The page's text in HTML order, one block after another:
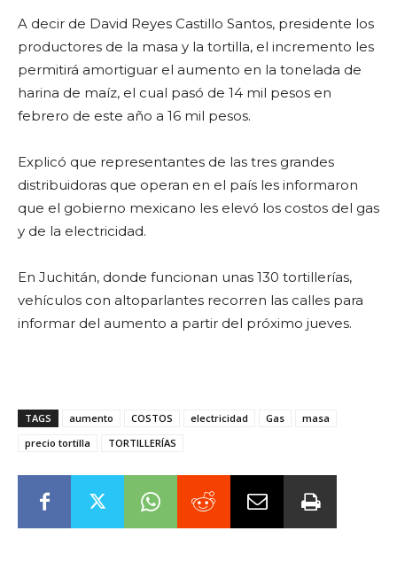
A decir de David Reyes Castillo Santos, presidente los
productores de la masa y la tortilla, el incremento les
permitirá amortiguar el aumento en la tonelada de
harina de maíz, el cual pasó de 14 mil pesos en
febrero de este año a 16 mil pesos.
Explicó que representantes de las tres grandes
distribuidoras que operan en el país les informaron
que el gobierno mexicano les elevó los costos del gas
y de la electricidad.
En Juchitán, donde funcionan unas 130 tortillerías,
vehículos con altoparlantes recorren las calles para
informar del aumento a partir del próximo jueves.
TAGS aumento COSTOS electricidad Gas
masa
precio tortilla
TORTILLERÍAS